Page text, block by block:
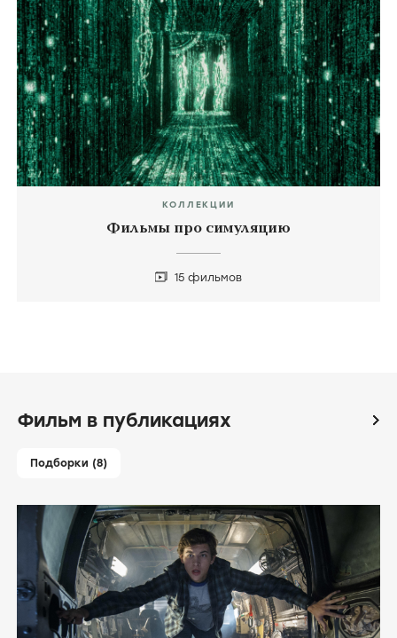
КОЛЛЕКЦИИ
Фильмы про симуляцию
15 фильмов
Фильм в публикациях icon
Подборки (8)